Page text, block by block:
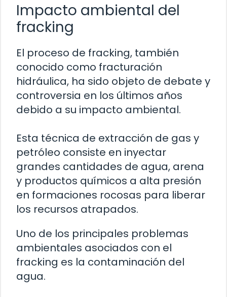
Impacto ambiental del
fracking
El proceso de fracking, también
conocido como fracturación
hidráulica, ha sido objeto de debate y
controversia en los últimos años
debido a su impacto ambiental.
Esta técnica de extracción de gas y
petróleo consiste en inyectar
grandes cantidades de agua, arena
y productos químicos a alta presión
en formaciones rocosas para liberar
los recursos atrapados.
Uno de los principales problemas
ambientales asociados con el
fracking es la contaminación del
agua.